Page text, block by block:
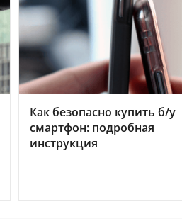
Как безопасно купить б/у
смартфон: подробная
инструкция